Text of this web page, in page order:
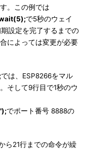
。この例では
で5秒のウェイ
設定を完了するまでの
によっては変更が必要
では、ESP8266をマル
そして9行目で1秒のウ
でポート番号 8888の
ら21行までの命令が繰